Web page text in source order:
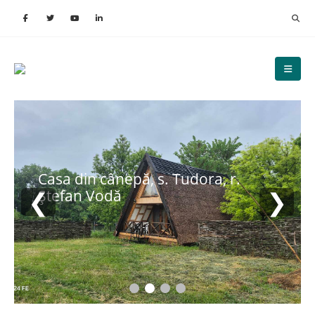
Casa din cânepă, s. Tudora, r.
Ștefan Vodă
❮ ❯